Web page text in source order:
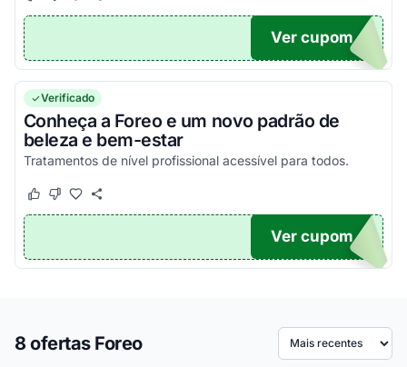
EW
Ver cupom
Verificado
Conheça a Foreo e um novo padrão de
beleza e bem-estar
Tratamentos de nível profissional acessível para todos.
Este cupom funcionou
Este cupom não funcionou
O...
Ver cupom
8 ofertas Foreo Ordenar por